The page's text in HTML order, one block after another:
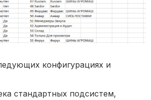
конфигурациях и
стандартных подсистем,